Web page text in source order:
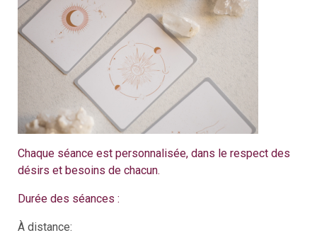
Chaque séance est personnalisée, dans le respect des
désirs et besoins de chacun.
Durée des séances :
À distance: